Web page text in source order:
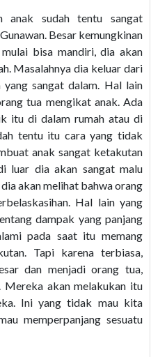
anak sudah tentu sangat
Besar kemungkinan
bisa mandiri, dia akan
Masalahnya dia keluar dari
yang sangat dalam. Hal lain
tua mengikat anak. Ada
itu di dalam rumah atau di
tentu itu cara yang tidak
anak sangat ketakutan
luar dia akan sangat malu
akan melihat bahwa orang
Hal lain yang
dampak yang panjang
pada saat itu memang
Tapi karena terbiasa,
dan menjadi orang tua,
Mereka akan melakukan itu
Ini yang tidak mau kita
memperpanjang sesuatu